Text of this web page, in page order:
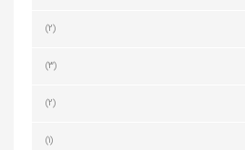
(2)
(3)
(2)
(1)